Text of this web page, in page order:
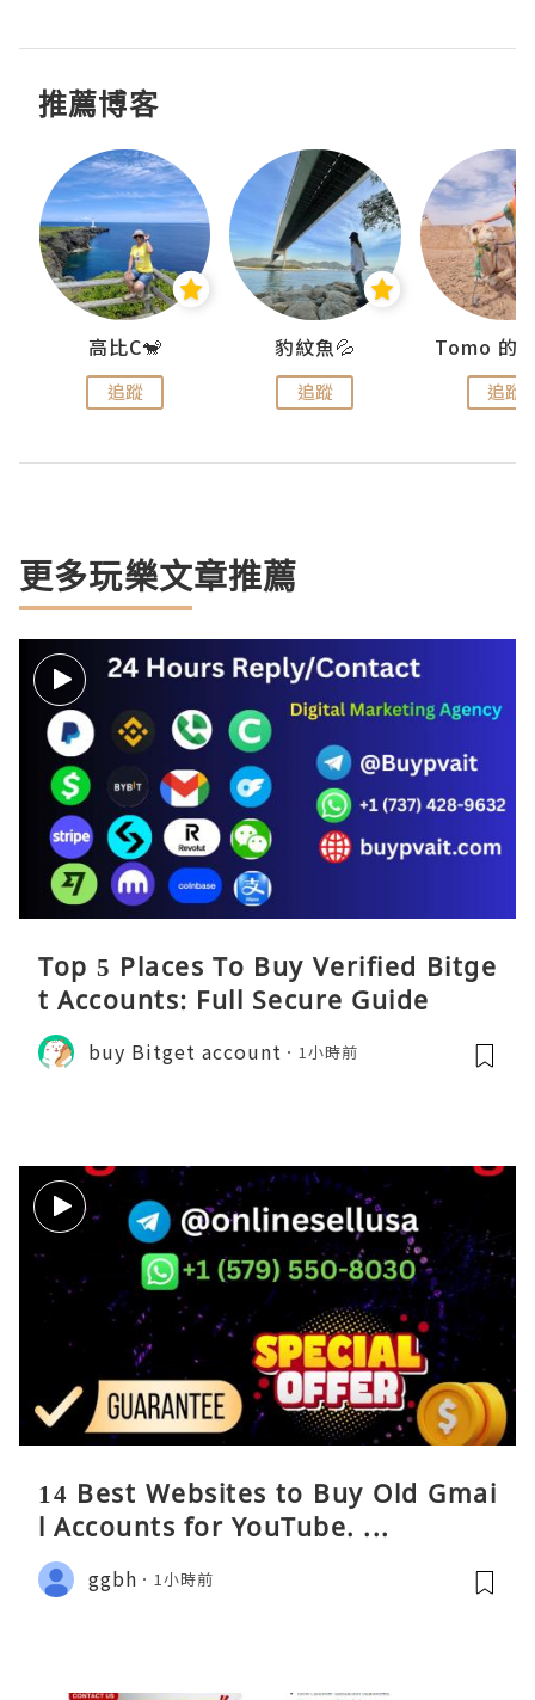
推薦博客
高比C🐒
追蹤
豹紋魚💦
追蹤 追蹤
更多玩樂文章推薦
Top 5 Places To Buy Verified Bitge
t Accounts: Full Secure Guide
buy Bitget account 1小時前
14 Best Websites to Buy Old Gmai
l Accounts for YouTube. ...
ggbh 1小時前